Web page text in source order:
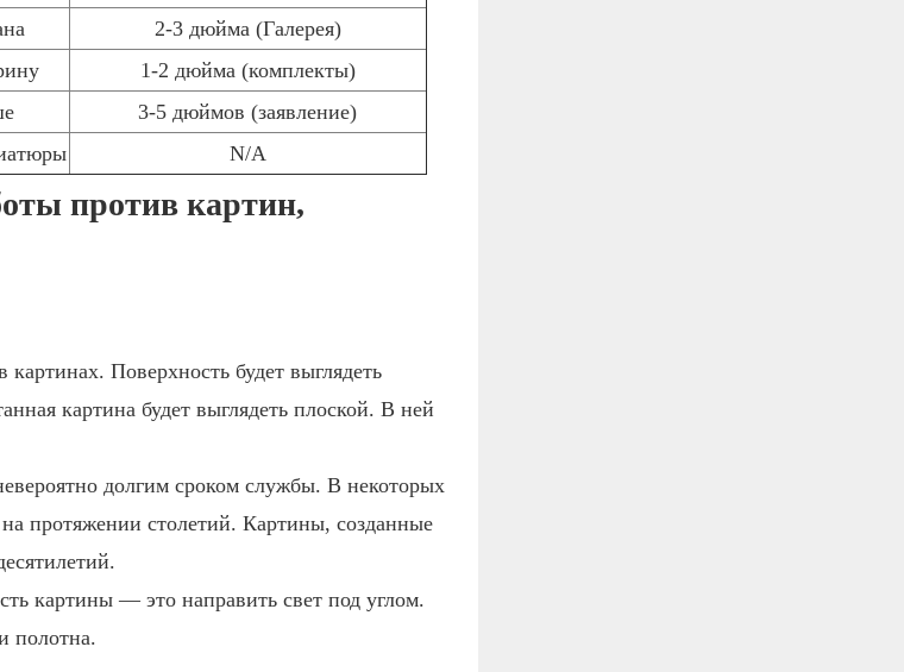
2-3 дюйма (Галерея)
1-2 дюйма (комплекты)
3-5 дюймов (заявление)
N/A
против картин,
Поверхность будет выглядеть
картина будет выглядеть плоской. В ней
долгим сроком службы. В некоторых
протяжении столетий. Картины, созданные
картины — это направить свет под углом.
полотна.